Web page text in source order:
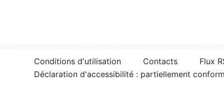
Conditions d'utilisation Contacts
Flux
Déclaration d'accessibilité : partiellement